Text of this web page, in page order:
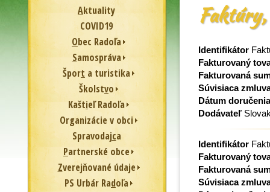
Aktuality
COVID19
Obec Radoľa
Samospráva
Šport a turistika
Školstvo
Kaštieľ Radoľa
Organizácie v obci
Spravodajca
Partnerské obce
Zverejňované údaje
PS Urbár Radoľa
Identifikátor
Fakturovaný
Fakturovaná
Súvisiaca
Dátum doručenia
Dodávateľ
Identifikátor
Fakturovaný
Fakturovaná
Súvisiaca